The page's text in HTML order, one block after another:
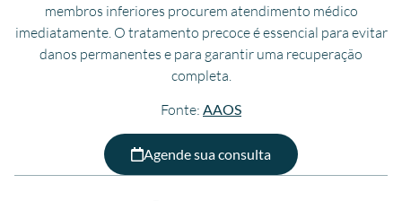
membros inferiores procurem atendimento médico
imediatamente. O tratamento precoce é essencial para evitar
danos permanentes e para garantir uma recuperação
completa.
Fonte: AAOS
Agende sua consulta